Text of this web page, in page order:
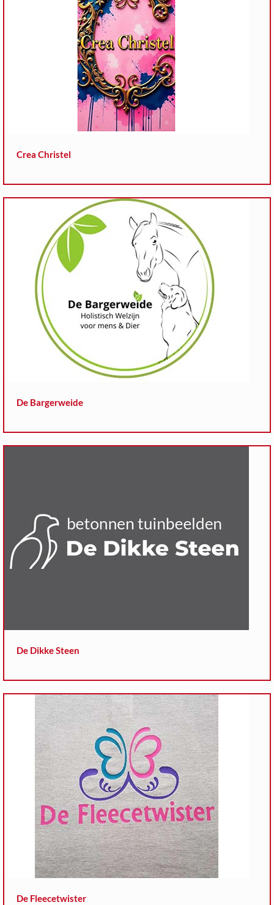
Crea Christel
De Bargerweide
De Dikke Steen
De Fleecetwister